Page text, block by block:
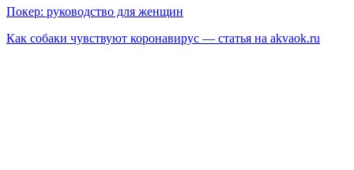
Покер: руководство для женщин
Как собаки чувствуют коронавирус — статья на akvaok.ru